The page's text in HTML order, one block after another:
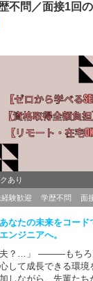
不問／面接1回
あり
験歓迎 学歴不問 面
なたの未来をコー
ンジニアへ。
夫？…」 ―――もちろ
して成長できる環
しながら、先輩たち